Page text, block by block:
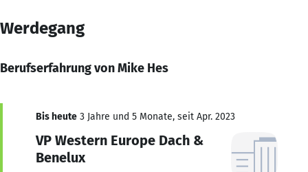
Werdegang
Berufserfahrung von Mike Hes
Bis heute 3 Jahre und 5 Monate, seit Apr. 2023
VP Western Europe Dach &
Benelux